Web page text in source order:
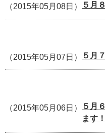
（2015年05月08日） ５月
（2015年05月07日） ５月
（2015年05月06日）
５月
ます